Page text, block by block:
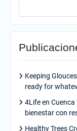
Keeping
ready for
4Life en
bienestar con
Healthy Trees